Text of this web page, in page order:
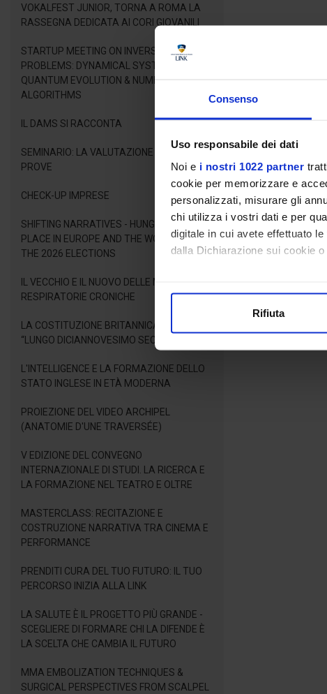
Consenso
Uso responsabile dei dati
Noi e i nostri 1022 partner
cookie per memorizzare e
personalizzati, misurare gli
chi utilizza i vostri dati e per
digitale in cui avete effettuato
dalla Dichiarazione sui cookie
Identificare il tuo
Rifiuta
VOKALFEST JUNIOR, TORNA A ROMA LA
RASSEGNA DEDICATA AI CORI GIOVANILI
STARTUP MEETING ON INVERSE LINEAR
PROBLEMS: DYNAMICAL SYSTEMS,
QUANTUM EVOLUTION & NUMERICAL
ALGORITHMS
IL DAMS SI RACCONTA
SEMINARIO: LA VALUTAZIONE DELLE
PROVE
CHECK-UP IMPRESE
SHIFTING NARRATIVES - HUNGARY'S NEW
PLACE IN EUROPE AND THE WORLD AFTER
THE 2026 ELECTIONS
IL VECCHIO E IL NUOVO DELLE MALATTIE
RESPIRATORIE CRONICHE
LA COSTITUZIONE BRITANNICA NEL
“LUNGO DICIANNOVESIMO SECOLO”
L'INTELLIGENCE E LA FORMAZIONE DELLO
STATO INGLESE IN ETÀ MODERNA
PROIEZIONE DEL VIDEO ARCHIPEL
(ANATOMIE D'UNE TRAVERSÉE)
V EDIZIONE DEL CONVEGNO
INTERNAZIONALE DI STUDI. LA RICERCA E
LA FORMAZIONE NEL TEATRO E OLTRE
MASTERCLASS: RECITAZIONE E
COSTRUZIONE NARRATIVA TRA CINEMA E
PERFORMANCE
PRENDITI CURA DEL TUO FUTURO: IL TUO
PERCORSO INIZIA ALLA LINK
LA SALUTE È IL PROGETTO PIÙ GRANDE -
SCEGLIERE DI FORMARE CHI LA DIFENDE È
LA SCELTA CHE CAMBIA IL FUTURO
MMA EMBOLIZATION TECHNIQUES &
SURGICAL PERSPECTIVES FROM SCALPEL